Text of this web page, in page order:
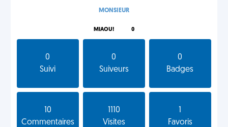
MONSIEUR
MIAOU! 0
0
Suivi
0
Suiveurs
0
Badges
10
Commentaires
1110
Visites
Favoris